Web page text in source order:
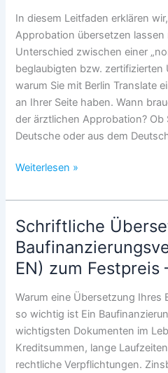
Jobcenter?
In diesem Leitfaden erklären
Approbation übersetzen
Unterschied zwischen einer
beglaubigten bzw.
warum Sie mit Berlin Translate
an Ihrer Seite haben. Wann
der ärztlichen Approbation?
Deutsche oder aus dem
Ärztliche
übersetzen
lassen
–
warum
das
wichtig
ist
Weiterlesen »
Schriftliche
EN) zum Festpreis
Warum eine Übersetzung Ihres
so wichtig ist Ein
wichtigsten Dokumenten im
Kreditsummen, lange
rechtliche Verpflichtungen.